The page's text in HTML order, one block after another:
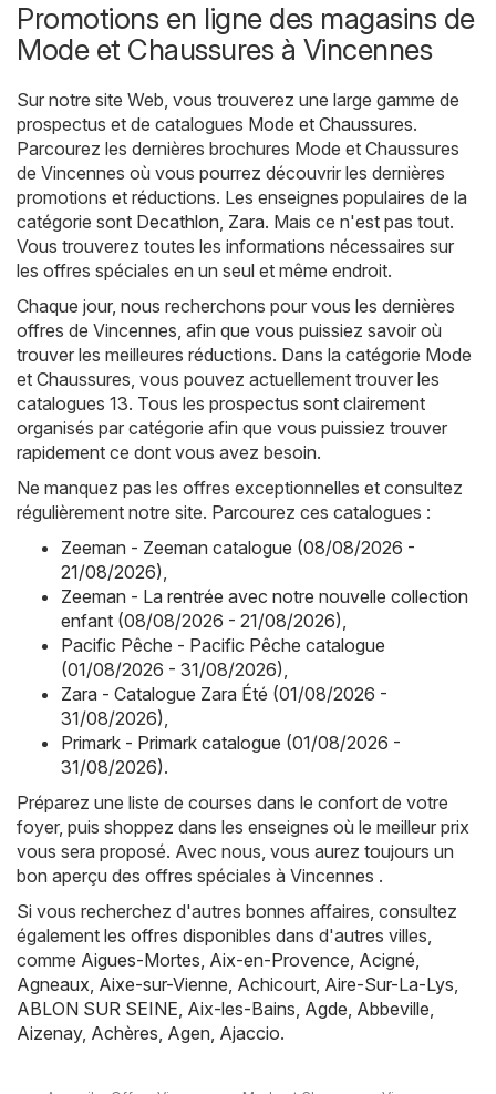
Promotions en ligne des magasins de
Mode et Chaussures à Vincennes
Sur notre site Web, vous trouverez une large gamme de
prospectus et de catalogues Mode et Chaussures.
Parcourez les dernières brochures Mode et Chaussures
de Vincennes où vous pourrez découvrir les dernières
promotions et réductions. Les enseignes populaires de la
catégorie sont Decathlon, Zara. Mais ce n'est pas tout.
Vous trouverez toutes les informations nécessaires sur
les offres spéciales en un seul et même endroit.
Chaque jour, nous recherchons pour vous les dernières
offres de Vincennes, afin que vous puissiez savoir où
trouver les meilleures réductions. Dans la catégorie Mode
et Chaussures, vous pouvez actuellement trouver les
catalogues 13. Tous les prospectus sont clairement
organisés par catégorie afin que vous puissiez trouver
rapidement ce dont vous avez besoin.
Ne manquez pas les offres exceptionnelles et consultez
régulièrement notre site. Parcourez ces catalogues :
Zeeman - Zeeman catalogue (08/08/2026 -
21/08/2026),
Zeeman - La rentrée avec notre nouvelle collection
enfant (08/08/2026 - 21/08/2026),
Pacific Pêche - Pacific Pêche catalogue
(01/08/2026 - 31/08/2026),
Zara - Catalogue Zara Été (01/08/2026 -
31/08/2026),
Primark - Primark catalogue (01/08/2026 -
31/08/2026).
Préparez une liste de courses dans le confort de votre
foyer, puis shoppez dans les enseignes où le meilleur prix
vous sera proposé. Avec nous, vous aurez toujours un
bon aperçu des offres spéciales à Vincennes .
Si vous recherchez d'autres bonnes affaires, consultez
également les offres disponibles dans d'autres villes,
comme Aigues-Mortes, Aix-en-Provence, Acigné,
Agneaux, Aixe-sur-Vienne, Achicourt, Aire-Sur-La-Lys,
ABLON SUR SEINE, Aix-les-Bains, Agde, Abbeville,
Aizenay, Achères, Agen, Ajaccio.